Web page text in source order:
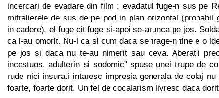
incercari de evadare din film : evadatul fuge-n sus pe
mitralierele de sus de pe pod in plan orizontal (probabil
in cadere), el fuge cit fuge si-apoi se-arunca pe jos.
ca l-au omorit. Nu-i ca si cum daca se trage-n tine e o
pe jos si daca nu te-au nimerit sau ceva. Aberatii
incestuos, adulterin si sodomic" spuse unei trupe de
rude nici insurati intaresc impresia generala de colaj
foarte, foarte dorit. Un fel de cocalarism livresc daca